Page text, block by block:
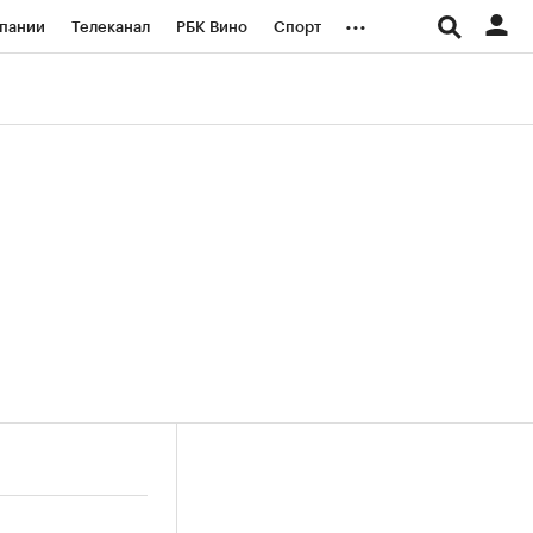
Телеканал РБК Вино Спорт ...